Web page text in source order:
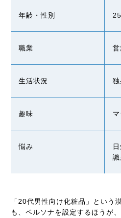
年齢・性別
職業
生活状況
趣味
悩み
「20代男性向け化粧品」という
も、ペルソナを設定するほうが